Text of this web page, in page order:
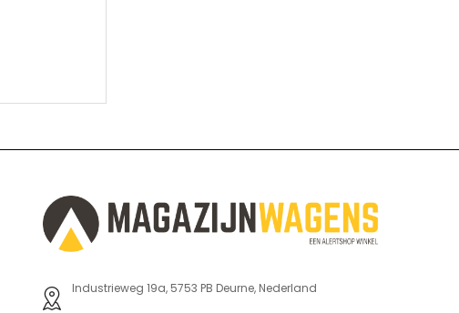
Industrieweg 19a, 5753 PB Deurne, Nederland